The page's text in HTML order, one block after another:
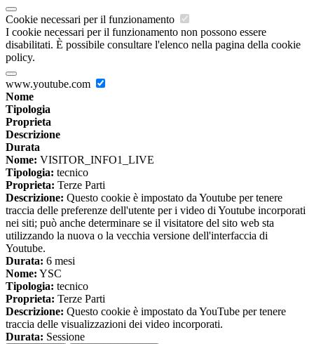
Cookie necessari per il funzionamento
I cookie necessari per il funzionamento non possono essere
disabilitati. È possibile consultare l'elenco nella pagina della cookie
policy.
www.youtube.com
Nome
Tipologia
Proprieta
Descrizione
Durata
Nome: VISITOR_INFO1_LIVE
Tipologia: tecnico
Proprieta: Terze Parti
Descrizione: Questo cookie è impostato da Youtube per tenere
traccia delle preferenze dell'utente per i video di Youtube incorporati
nei siti; può anche determinare se il visitatore del sito web sta
utilizzando la nuova o la vecchia versione dell'interfaccia di
Youtube.
Durata: 6 mesi
Nome: YSC
Tipologia: tecnico
Proprieta: Terze Parti
Descrizione: Questo cookie è impostato da YouTube per tenere
traccia delle visualizzazioni dei video incorporati.
Durata: Sessione